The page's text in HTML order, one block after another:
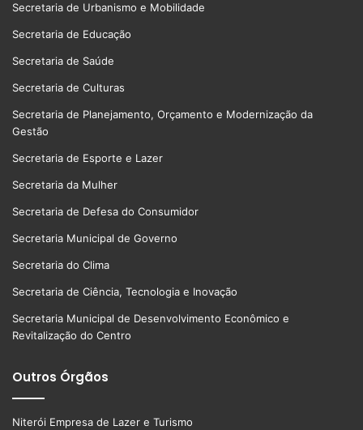
Secretaria de Urbanismo e Mobilidade
Secretaria de Educação
Secretaria de Saúde
Secretaria de Culturas
Secretaria de Planejamento, Orçamento e Modernização da
Gestão
Secretaria de Esporte e Lazer
Secretaria da Mulher
Secretaria de Defesa do Consumidor
Secretaria Municipal de Governo
Secretaria do Clima
Secretaria de Ciência, Tecnologia e Inovação
Secretaria Municipal de Desenvolvimento Econômico e
Revitalização do Centro
Outros Órgãos
Niterói Empresa de Lazer e Turismo